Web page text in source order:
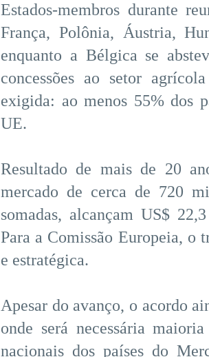
Estados-membros durante
França, Polônia, Áustria,
enquanto a Bélgica se
concessões ao setor
exigida: ao menos 55% dos
UE.
Resultado de mais de 20
mercado de cerca de 720
somadas, alcançam US$
Para a Comissão Europeia, o
e estratégica.
Apesar do avanço, o acordo
onde será necessária
nacionais dos países do